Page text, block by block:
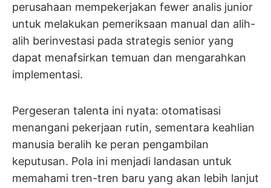
perusahaan mempekerjakan fewer analis junior
untuk melakukan pemeriksaan manual dan alih-
alih berinvestasi pada strategis senior yang
dapat menafsirkan temuan dan mengarahkan
implementasi.
Pergeseran talenta ini nyata: otomatisasi
menangani pekerjaan rutin, sementara keahlian
manusia beralih ke peran pengambilan
keputusan. Pola ini menjadi landasan untuk
memahami tren-tren baru yang akan lebih lanjut